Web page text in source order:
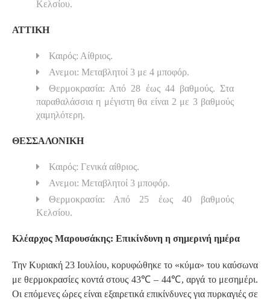
Κελσίου.
ΑΤΤΙΚΗ
Καιρός: Αίθριος.
Ανεμοι: Μεταβλητοί 3 με 4 μποφόρ.
Θερμοκρασία: Από 28 έως 44 βαθμούς. Στα
παραθαλάσσια η μέγιστη θα είναι 2 με 3 βαθμούς
χαμηλότερη.
ΘΕΣΣΑΛΟΝΙΚΗ
Καιρός: Γενικά αίθριος.
Ανεμοι: Μεταβλητοί 3 μποφόρ.
Θερμοκρασία: Από 25 έως 40 βαθμούς
Κελσίου.
Κλέαρχος Μαρουσάκης: Επικίνδυνη η σημερινή ημέρα
Την Κυριακή 23 Ιουλίου, κορυφώθηκε το «κύμα» του καύσωνα
με θερμοκρασίες κοντά στους 43℃ – 44℃, αργά το μεσημέρι.
Οι επόμενες ώρες είναι εξαιρετικά επικίνδυνες για πυρκαγιές σε